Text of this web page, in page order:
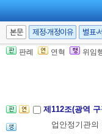
1., 일부개정]
본문 제정·개정이유 별표·
판례 연혁 위임
정 2010. 7.
⑤ 수급자격자
지급한다.
제112조(광역
업안정기관의